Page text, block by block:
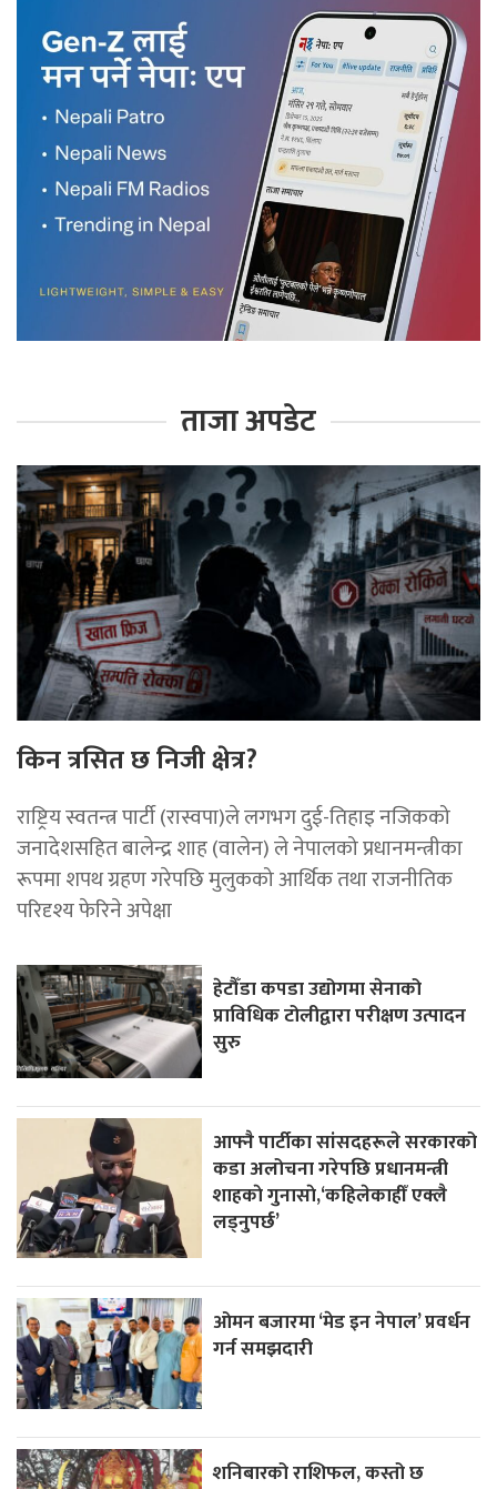
ताजा अपडेट
किन त्रसित छ निजी क्षेत्र?
राष्ट्रिय स्वतन्त्र पार्टी (रास्वपा)ले लगभग दुई-तिहाइ नजिकको
जनादेशसहित बालेन्द्र शाह (वालेन) ले नेपालको प्रधानमन्त्रीका
रूपमा शपथ ग्रहण गरेपछि मुलुकको आर्थिक तथा राजनीतिक
परिदृश्य फेरिने अपेक्षा
हेटौँडा कपडा उद्योगमा सेनाको
प्राविधिक टोलीद्वारा परीक्षण उत्पादन
सुरु
आफ्नै पार्टीका सांसदहरूले सरकारको
कडा अलोचना गरेपछि प्रधानमन्त्री
शाहकाे गुनासाे,‘कहिलेकाहीँ एक्लै
लड्नुपर्छ’
ओमन बजारमा ‘मेड इन नेपाल’ प्रवर्धन
गर्न समझदारी
शनिबारको राशिफल, कस्तो छ